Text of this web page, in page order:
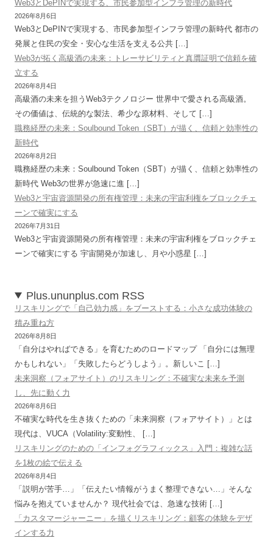
Web3とDePINで実現する、市民参加型インフラ管理の新時代
2026年8月6日
Web3とDePINで実現する、市民参加型インフラ管理の新時代 都市の
発展と住民の安全・安心な生活を支える公共 […]
Web3が拓く高級酒の未来：トレーサビリティと真贋証明で信頼を確
立する
2026年8月4日
高級酒の未来を担うWeb3テクノロジー 世界中で愛される高級酒。
その価値は、伝統的な製法、希少な原材料、そして […]
職務経歴の未来：Soulbound Token（SBT）が描く、信頼と効率性の
新時代
2026年8月2日
職務経歴の未来：Soulbound Token（SBT）が描く、信頼と効率性の
新時代 Web3の世界が急速に進 […]
Web3と宇宙資源開発の所有権管理：未来の宇宙利権をブロックチェ
ーンで確実にする
2026年7月31日
Web3と宇宙資源開発の所有権管理：未来の宇宙利権をブロックチェ
ーンで確実にする 宇宙開発が加速し、月や小惑星 […]
Plus.ununplus.com RSS
リスキリングで「自己効力感」をブーストする：小さな成功体験の
積み重ね方
2026年8月8日
「自分はやればできる」を育むためのロードマップ 「自分には無理
かもしれない」「失敗したらどうしよう」。新しいこ […]
未来洞察（フォアサイト）のリスキリング：不確実な未来を予測
し、先に動く力
2026年8月6日
不確実な時代を生き抜くための「未来洞察（フォアサイト）」とは
現代は、VUCA（Volatility:変動性、 […]
リスキリングのための「インフォグラフィックス」入門：複雑な話
を1枚の絵で伝える
2026年8月4日
「説明が苦手…」「伝えたい情報がうまく整理できない…」そんな
悩みを抱えていませんか？ 現代社会では、急速な技術 […]
「カスタマージャーニー」を描くリスキリング：顧客の体験をデザ
インする力